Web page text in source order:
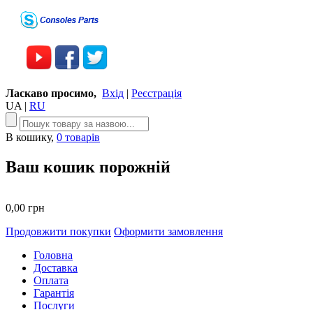
Ласкаво просимо, Вхід | Реєстрація
UA | RU
В кошику, 0 товарів
Ваш кошик порожній
0,00 грн
Продовжити покупки Оформити замовлення
Головна
Доставка
Оплата
Гарантія
Послуги